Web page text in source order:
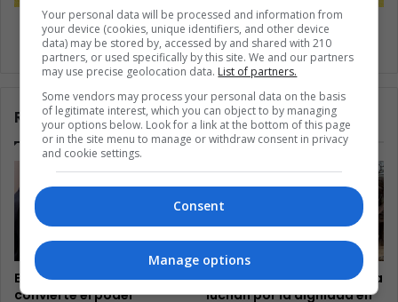
Estados Unidos vigilará las redes sociales de los
inmigrantes
Related Articles
El desfile de Herrera
convierte el poder
Las tejedoras de Colombia
luchan por la dignidad en
Your personal data will be processed and information from
your device (cookies, unique identifiers, and other device
data) may be stored by, accessed by and shared with 210
partners, or used specifically by this site. We and our partners
may use precise geolocation data. List of partners.
Some vendors may process your personal data on the basis
of legitimate interest, which you can object to by managing
your options below. Look for a link at the bottom of this page
or in the site menu to manage or withdraw consent in privacy
and cookie settings.
Consent
Manage options